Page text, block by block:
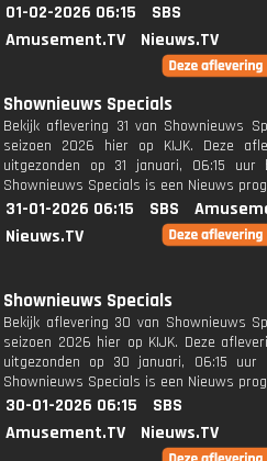
01-02-2026 06:15
SBS
Amusement.TV
Nieuws.TV
Shownieuws Specials
Bekijk aflevering 31 van Shownieuws
seizoen 2026 hier op KIJK. Deze
uitgezonden op 31 januari, 06:15 uur
Shownieuws Specials is een Nieuws
31-01-2026 06:15 SBS
Nieuws.TV
Shownieuws Specials
Bekijk aflevering 30 van Shownieuws
seizoen 2026 hier op KIJK. Deze
uitgezonden op 30 januari, 06:15 uur
Shownieuws Specials is een Nieuws
30-01-2026 06:15
SBS
Amusement.TV
Nieuws.TV